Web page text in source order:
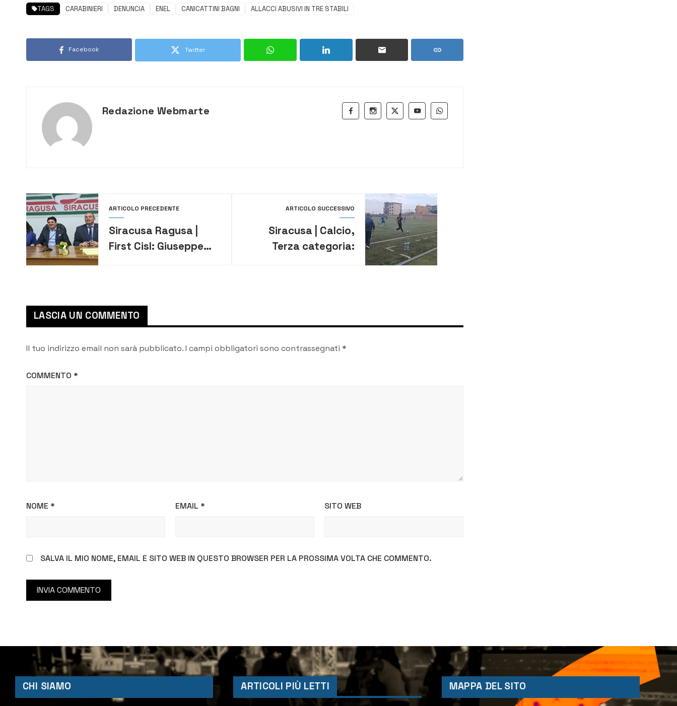
TAGS CARABINIERI DENUNCIA ENEL CANICATTINI BAGNI ALLACCI ABUSIVI IN TRE STABILI
Facebook Twitter
Redazione Webmarte
ARTICOLO PRECEDENTE
Siracusa Ragusa |
First Cisl: Giuseppe
ARTICOLO SUCCESSIVO
Siracusa | Calcio,
Terza categoria:
LASCIA UN COMMENTO
Il tuo indirizzo email non sarà pubblicato.I campi obbligatori sono contrassegnati *
COMMENTO *
NOME * EMAIL * SITO WEB
SALVA IL MIO NOME, EMAIL E SITO WEB IN QUESTO BROWSER PER LA PROSSIMA VOLTA CHE COMMENTO.
CHI SIAMO ARTICOLI PIÙ LETTI MAPPA DEL SITO